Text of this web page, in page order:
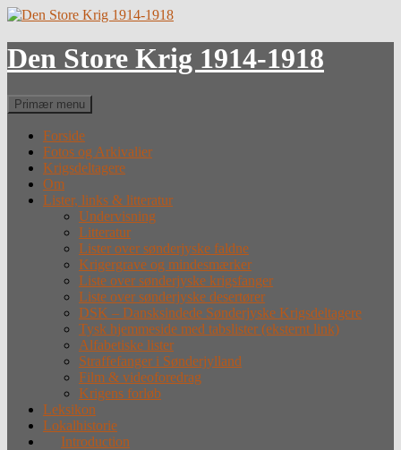
Hop
indhold
Den Store Krig 1914-1918
Søg
Primær menu
Forside
Fotos og Arkivalier
Krigsdeltagere
Om
Lister, links & litteratur
Undervisning
Litteratur
Lister over sønderjyske faldne
Krigergrave og mindesmærker
Liste over sønderjyske krigsfanger
Liste over sønderjyske desertører
DSK – Dansksindede Sønderjyske Krigsdeltagere
Tysk hjemmeside med tabslister (eksternt link)
Alfabetiske lister
Straffefanger i Sønderjylland
Film & videoforedrag
Krigens forløb
Leksikon
Lokalhistorie
Introduction